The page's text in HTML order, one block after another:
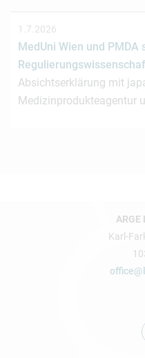
1.7.2026
MedUni Wien und
Absichtserklärung mit
Medizinprodukteagentur
Karl-